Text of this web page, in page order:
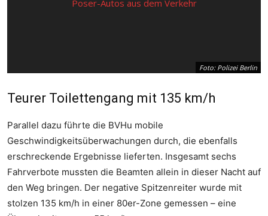
Foto: Polizei Berlin
Teurer Toilettengang mit 135 km/h
Parallel dazu führte die BVHu mobile
Geschwindigkeitsüberwachungen durch, die ebenfalls
erschreckende Ergebnisse lieferten. Insgesamt sechs
Fahrverbote mussten die Beamten allein in dieser Nacht auf
den Weg bringen. Der negative Spitzenreiter wurde mit
stolzen 135 km/h in einer 80er-Zone gemessen – eine